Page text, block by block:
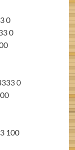
0
0
0
100